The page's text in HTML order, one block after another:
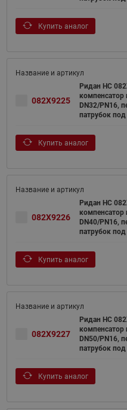
Купить аналог
082X9225
Ридан НС
компенсатор
DN32/PN16,
патрубок
Купить аналог
082X9226
Ридан НС
компенсатор
DN40/PN16,
патрубок
Купить аналог
082X9227
Ридан НС
компенсатор
DN50/PN16,
патрубок
Купить аналог